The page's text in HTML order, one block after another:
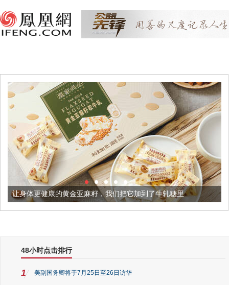
更健康的黄金亚麻籽，我们把它加到了牛轧糖里 被列入佛
48小时点击排行
1 美副国务卿将于7月25日至26日访华